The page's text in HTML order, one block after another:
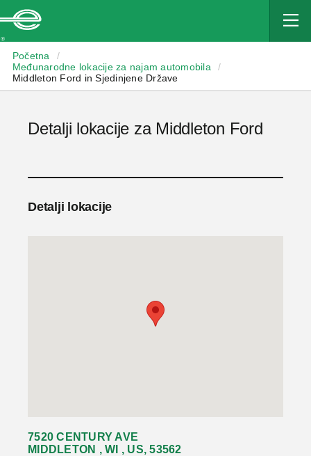
Početna
/
Međunarodne lokacije za najam automobila
/
Middleton Ford in Sjedinjene Države
Detalji lokacije za Middleton Ford
Detalji lokacije
7520 CENTURY AVE
MIDDLETON , WI , US, 53562